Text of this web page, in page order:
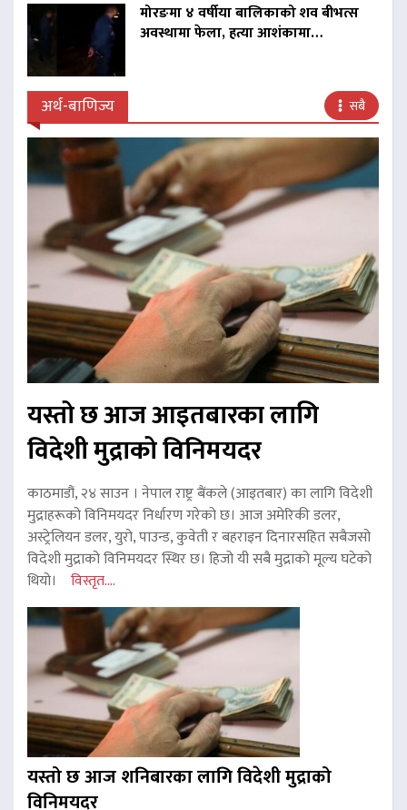
मोरङमा ४ वर्षीया बालिकाको शव बीभत्स
अवस्थामा फेला, हत्या आशंकामा…
अर्थ-बाणिज्य सबै
यस्तो छ आज आइतबारका लागि
विदेशी मुद्राको विनिमयदर
काठमाडौं, २४ साउन । नेपाल राष्ट्र बैंकले (आइतबार) का लागि विदेशी
मुद्राहरूको विनिमयदर निर्धारण गरेको छ। आज अमेरिकी डलर,
अस्ट्रेलियन डलर, युरो, पाउन्ड, कुवेती र बहराइन दिनारसहित सबैजसो
विदेशी मुद्राको विनिमयदर स्थिर छ। हिजो यी सबै मुद्राको मूल्य घटेको
थियो। विस्तृत....
यस्तो छ आज शनिबारका लागि विदेशी मुद्राको
विनिमयदर